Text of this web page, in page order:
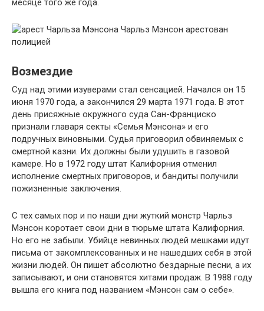
месяце того же года.
Чарльз Мэнсон арестован
полицией
Возмездие
Суд над этими изуверами стал сенсацией. Начался он 15
июня 1970 года, а закончился 29 марта 1971 года. В этот
день присяжные окружного суда Сан-Франциско
признали главаря секты «Семья Мэнсона» и его
подручных виновными. Судья приговорил обвиняемых с
смертной казни. Их должны были удушить в газовой
камере. Но в 1972 году штат Калифорния отменил
исполнение смертных приговоров, и бандиты получили
пожизненные заключения.
С тех самых пор и по наши дни жуткий монстр Чарльз
Мэнсон коротает свои дни в тюрьме штата Калифорния.
Но его не забыли. Убийце невинных людей мешками идут
письма от закомплексованных и не нашедших себя в этой
жизни людей. Он пишет абсолютно бездарные песни, а их
записывают, и они становятся хитами продаж. В 1988 году
вышла его книга под названием «Мэнсон сам о себе».